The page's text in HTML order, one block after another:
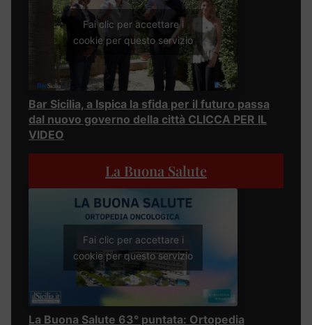
Fai clic per accettare i
cookie per questo servizio
Bar Sicilia, a Ispica la sfida per il futuro passa
dal nuovo governo della città CLICCA PER IL
VIDEO
La Buona Salute
Fai clic per accettare i
cookie per questo servizio
La Buona Salute 63° puntata: Ortopedia